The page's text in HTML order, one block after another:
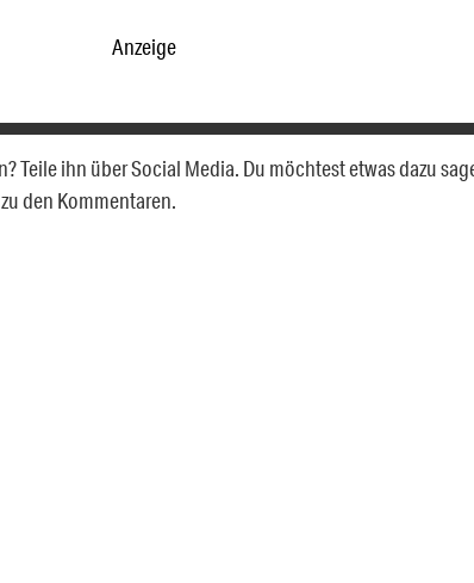
Anzeige
Teile ihn über Social Media. Du möchtest etwas dazu
den Kommentaren.